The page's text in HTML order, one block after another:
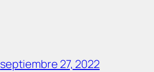
septiembre 27, 2022